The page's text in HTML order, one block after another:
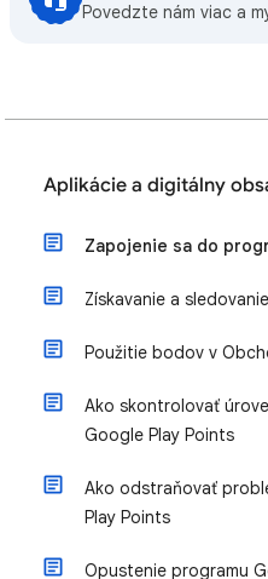
Povedzte nám viac a
Aplikácie a digitálny
Zapojenie sa do
Získavanie a
Použitie bodov v
Ako skontrolovať
Google Play Points
Ako odstraňovať
Play Points
Opustenie programu